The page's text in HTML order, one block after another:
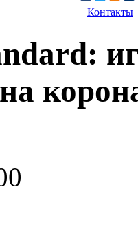
Контакты